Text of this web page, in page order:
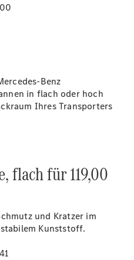
Benz
in flach oder hoch
Ihres Transporters
flach für 119,00
und Kratzer im
Kunststoff.